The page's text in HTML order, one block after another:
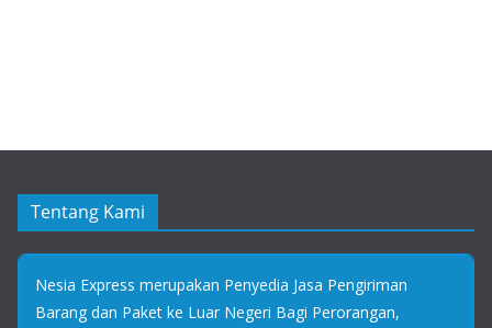
Tentang Kami
Nesia Express merupakan Penyedia Jasa Pengiriman
Barang dan Paket ke Luar Negeri Bagi Perorangan,